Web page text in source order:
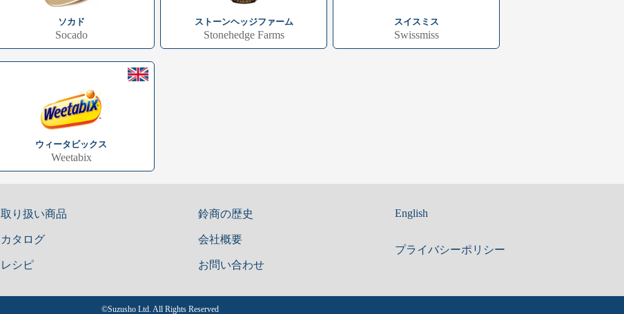
ソカド
Socado
ストーンヘッジファーム
Stonehedge Farms
スイスミス
Swissmiss
ウィータビックス
Weetabix
取り扱い商品
カタログ
レシピ
鈴商の歴史
会社概要
お問い合わせ
English
プライバシーポリシー
©︎Suzusho Ltd. All Rights Reserved